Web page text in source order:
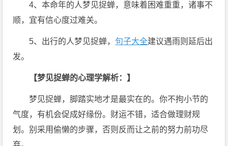
4、本命年的人梦见捉蝉，意味着困难重重，诸事不
顺，宜有信心度过难关。
5、出行的人梦见捉蝉， 句子大全建议遇雨则延后出
发。
【梦见捉蝉的心理学解析：】
梦见捉蝉，脚踏实地才是最实在的。你不拘小节的
气度，有机会促成好缘份。财运不错，适合做理财规
划。别采用偷懒的步骤，否则反而让之前的努力前功尽